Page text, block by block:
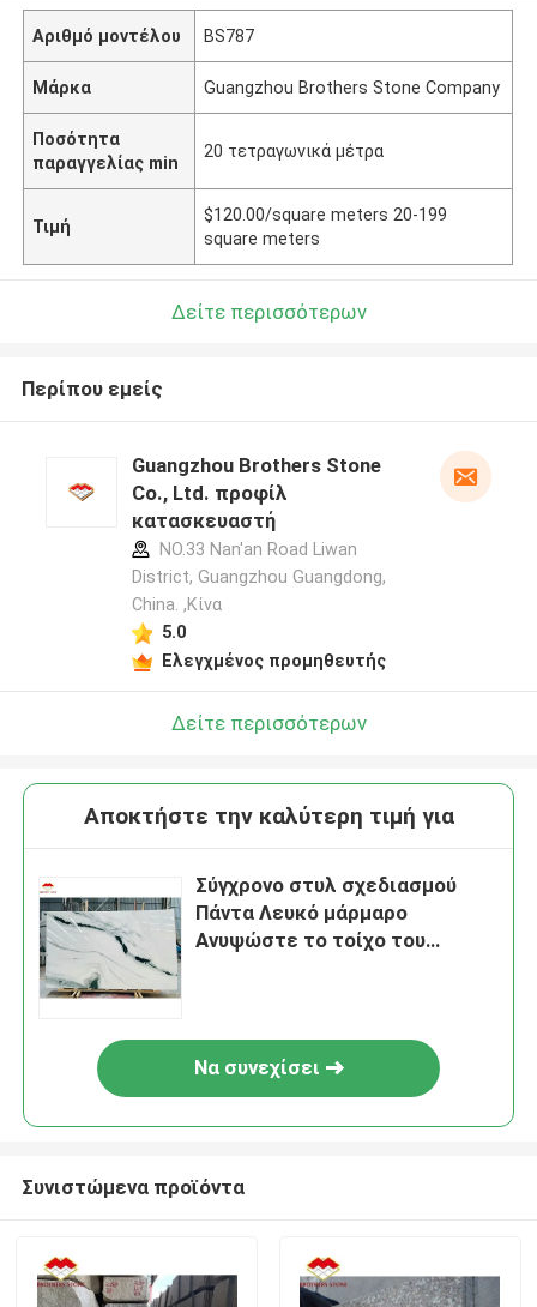
Αριθμό μοντέλου BS787
Μάρκα Guangzhou Brothers Stone Company
Ποσότητα
παραγγελίας min
20 τετραγωνικά μέτρα
Τιμή
$120.00/square meters 20-199
square meters
Δείτε περισσότερων
Περίπου εμείς
Guangzhou Brothers Stone
Co., Ltd. προφίλ
κατασκευαστή
NO.33 Nan'an Road Liwan
District, Guangzhou Guangdong,
China. ,Κίνα
5.0
Ελεγχμένος προμηθευτής
Δείτε περισσότερων
Αποκτήστε την καλύτερη τιμή για
Σύγχρονο στυλ σχεδιασμού
Πάντα Λευκό μάρμαρο
Ανυψώστε το τοίχο του
Να συνεχίσει
Συνιστώμενα προϊόντα